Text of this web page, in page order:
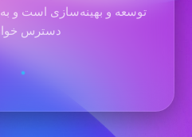
توسعه و بهینه‌سازی است و
دسترس